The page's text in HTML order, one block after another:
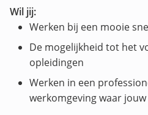
Wil jij:
Werken bij een mooie
De mogelijkheid tot het
opleidingen
Werken in een
werkomgeving waar